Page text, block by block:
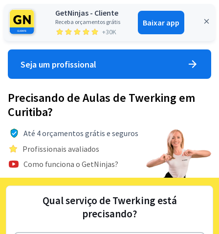
GetNinjas - Cliente
Receba orçamentos grátis
+30K
Baixar app
Entrar
Seja um profissional
Precisando de Aulas de Twerking em
Curitiba?
Até 4 orçamentos grátis e seguros
Profissionais avaliados
Como funciona o GetNinjas?
Qual serviço de Twerking está
precisando?